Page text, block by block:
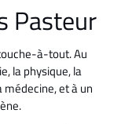
Pasteur
à-tout. Au
la physique, la
médecine, et à un